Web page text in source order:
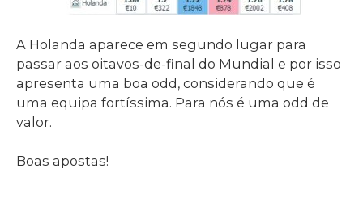
A Holanda aparece em segundo lugar para
passar aos oitavos-de-final do Mundial e por isso
apresenta uma boa odd, considerando que é
uma equipa fortíssima. Para nós é uma odd de
valor.
Boas apostas!